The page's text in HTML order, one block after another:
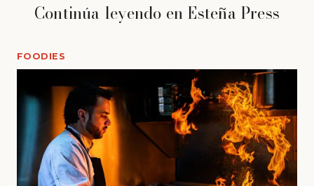
Continúa leyendo en Esteña Press
FOODIES